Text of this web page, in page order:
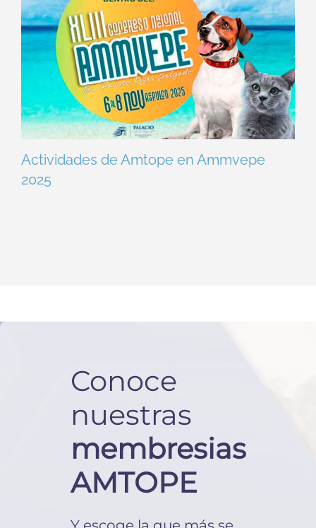
Actividades de Amtope en Ammvepe
2025
Conoce
nuestras
membresias
AMTOPE